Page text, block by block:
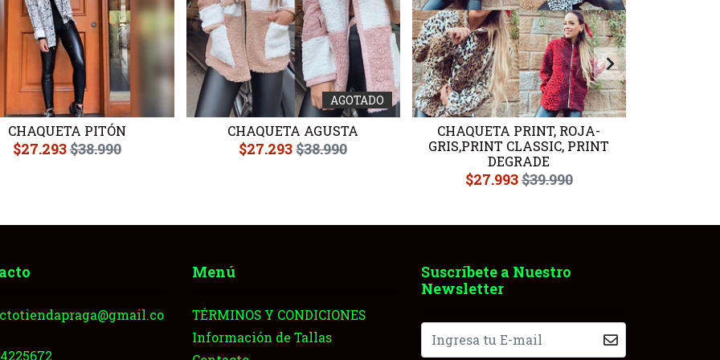
CHAQUETA PITÓN
$27.293$38.990
AGOTADO
CHAQUETA AGUSTA
$27.293$38.990
CHAQUETA PRINT, ROJA-
GRIS,PRINT CLASSIC, PRINT
DEGRADE
$27.993$39.990
Menú
TÉRMINOS Y CONDICIONES
Información de Tallas
Suscríbete a Nuestro
Newsletter